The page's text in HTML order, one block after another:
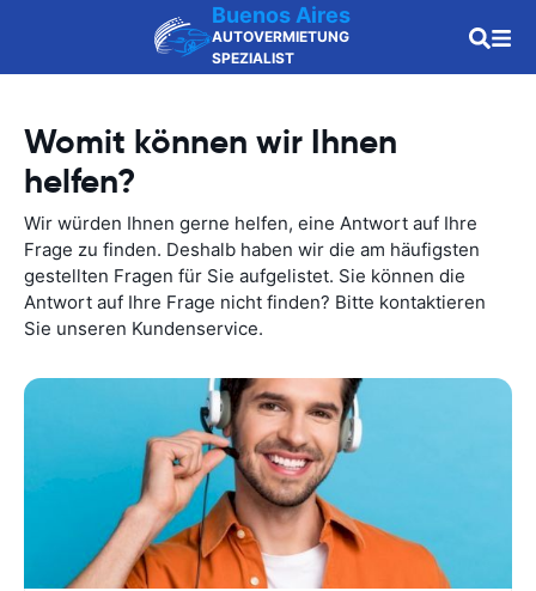
Buenos Aires
AUTOVERMIETUNG
SPEZIALIST
Womit können wir Ihnen
helfen?
Wir würden Ihnen gerne helfen, eine Antwort auf Ihre
Frage zu finden. Deshalb haben wir die am häufigsten
gestellten Fragen für Sie aufgelistet. Sie können die
Antwort auf Ihre Frage nicht finden? Bitte kontaktieren
Sie unseren Kundenservice.